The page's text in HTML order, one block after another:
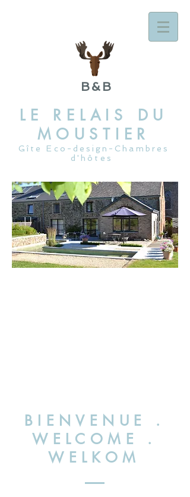
B&B
LE RELAIS DU
MOUSTIER
Gîte Eco-design-Chambres
d'hôtes
BIENVENUE .
WELCOME .
WELKOM